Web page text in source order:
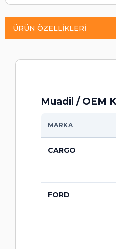
ÜRÜN ÖZELLIKLERI
Muadil / OEM
MARKA
CARGO
FORD